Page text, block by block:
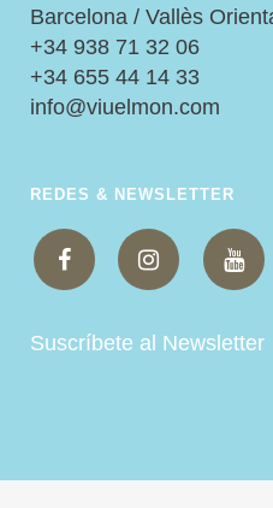
Barcelona / Vallès
+34 938 71 32 06
+34 655 44 14 33
info@viuelmon.com
REDES & NEWSLETTER
Suscríbete al Newsletter